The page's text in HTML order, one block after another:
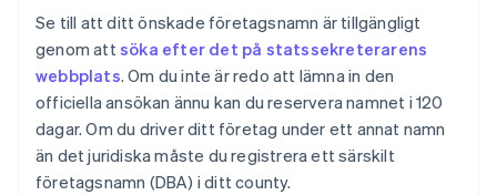
Se till att ditt önskade företagsnamn är tillgängligt
genom attsöka efter det på statssekreterarens
webbplats. Om du inte är redo att lämna in den
officiella ansökan ännu kan du reservera namnet i 120
dagar. Om du driver ditt företag under ett annat namn
än det juridiska måste du registrera ett särskilt
företagsnamn (DBA) i ditt county.